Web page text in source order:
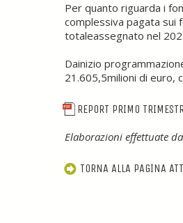
Per quanto riguarda i
complessiva pagata sui
totaleassegnato nel
Dainizio
21.605,5milioni di euro,
REPORT PRIMO
Elaborazioni effettuate
TORNA ALLA PAGINA